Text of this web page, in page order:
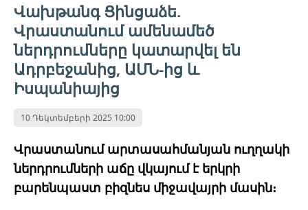
Վախթանգ Ցինցաձե.
Վրաստանում ամենամեծ
ներդրումները կատարվել են
Ադրբեջանից, ԱՄՆ-ից և
Իսպանիայից
10 Դեկտեմբերի 2025 10:00
Վրաստանում արտասահմանյան ուղղակի
ներդրումների աճը վկայում է երկրի
բարենպաստ բիզնես միջավայրի մասին։